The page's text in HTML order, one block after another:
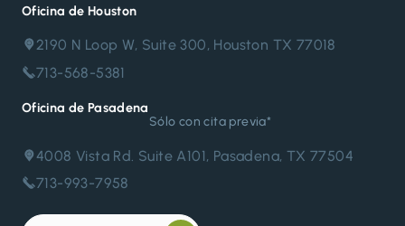
Oficina de Houston
2190 N Loop W, Suite 300, Houston TX 77018
713-568-5381
Oficina de Pasadena
Sólo con cita previa*
4008 Vista Rd. Suite A101, Pasadena, TX 77504
713-993-7958